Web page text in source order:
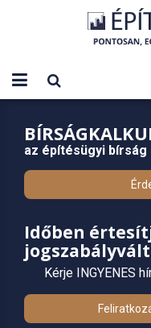
az építésügyi
Időben
Kérje INGYENES